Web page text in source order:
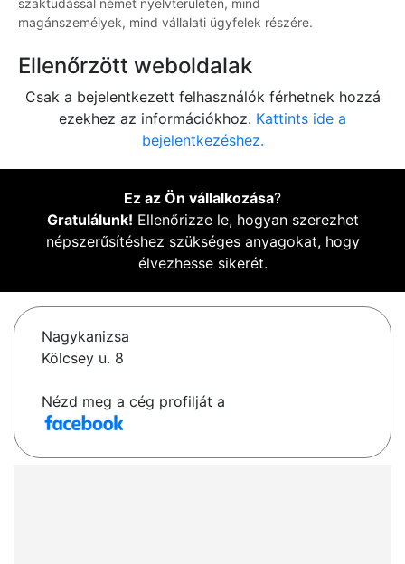
szaktudással német nyelvterületen, mind
magánszemélyek, mind vállalati ügyfelek részére.
Ellenőrzött weboldalak
Csak a bejelentkezett felhasználók férhetnek hozzá
ezekhez az információkhoz. Kattints ide a
bejelentkezéshez.
Ez az Ön vállalkozása?
Gratulálunk! Ellenőrizze le, hogyan szerezhet
népszerűsítéshez szükséges anyagokat, hogy
élvezhesse sikerét.
Nagykanizsa
Kölcsey u. 8
Nézd meg a cég profilját a